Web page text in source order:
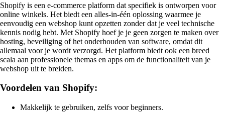
Shopify is een e-commerce platform dat specifiek is ontworpen voor
online winkels. Het biedt een alles-in-één oplossing waarmee je
eenvoudig een webshop kunt opzetten zonder dat je veel technische
kennis nodig hebt. Met Shopify hoef je je geen zorgen te maken over
hosting, beveiliging of het onderhouden van software, omdat dit
allemaal voor je wordt verzorgd. Het platform biedt ook een breed
scala aan professionele themas en apps om de functionaliteit van je
webshop uit te breiden.
Voordelen van Shopify:
Makkelijk te gebruiken, zelfs voor beginners.